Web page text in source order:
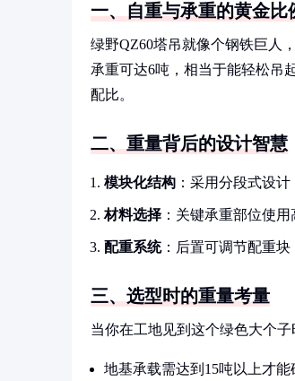
一、自重与承重的黄金比
绿野QZ60塔吊就像个钢铁巨人
承重可达6吨，相当于能轻松吊
配比。
二、重量背后的设计智慧
模块化结构 ：采用分段式设
材料选择 ：关键承重部位使
配重系统：后置可调节配重
三、选型时的重量考量
当你在工地见到这个绿色大个子
地基承载需达到15吨以上才能